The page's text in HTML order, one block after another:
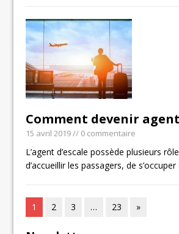
Comment devenir agent
15 avril 2019// 0 commentaire
L’agent d’escale possède plusieurs
d’accueillir les passagers, de
1 2 3 … 23 »